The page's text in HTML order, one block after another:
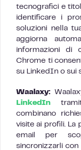
tecnografici e
identificare i
soluzioni nella
aggiorna
informazioni di
Chrome ti
su LinkedIn o sui
Waalaxy:
LinkedIn
combinano
visite ai profili. La
email per
sincronizzarli con